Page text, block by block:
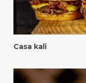
Casa kali